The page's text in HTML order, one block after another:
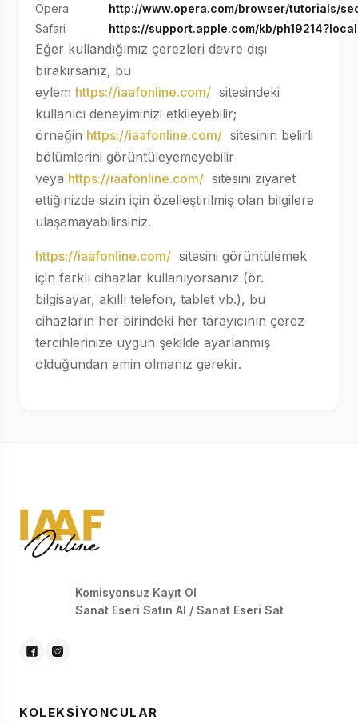
Opera
http://www.opera.com/browser/tutorials/
Safari
https://support.apple.com/kb/
Eğer kullandığımız çerezleri devre dışı
bırakırsanız, bu
eylem https://iaafonline.com/ sitesindeki
kullanıcı deneyiminizi etkileyebilir;
örneğin https://iaafonline.com/ sitesinin belirli
bölümlerini görüntüleyemeyebilir
veya https://iaafonline.com/ sitesini ziyaret
ettiğinizde sizin için özelleştirilmiş olan bilgilere
ulaşamayabilirsiniz.
https://iaafonline.com/ sitesini görüntülemek
için farklı cihazlar kullanıyorsanız (ör.
bilgisayar, akıllı telefon, tablet vb.), bu
cihazların her birindeki her tarayıcının çerez
tercihlerinize uygun şekilde ayarlanmış
olduğundan emin olmanız gerekir.
Komisyonsuz Kayıt Ol
Sanat Eseri Satın Al / Sanat Eseri Sat
KOLEKSIYONCULAR